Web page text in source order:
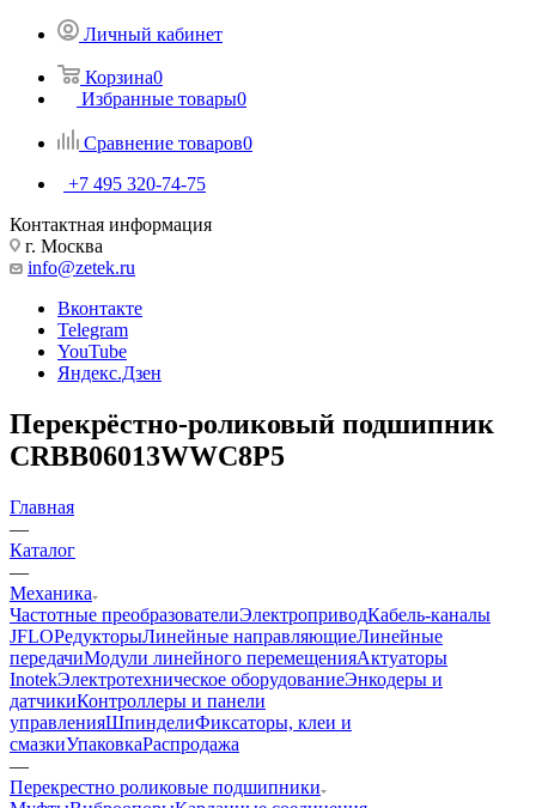
Личный кабинет
Корзина0
Избранные товары0
Сравнение товаров0
+7 495 320-74-75
Контактная информация
г. Москва
info@zetek.ru
Вконтакте
Telegram
YouTube
Яндекс.Дзен
Перекрёстно-роликовый подшипник
CRBB06013WWC8P5
Главная
—
Каталог
—
Механика
Частотные преобразователиЭлектроприводКабель-каналы
JFLOРедукторыЛинейные направляющиеЛинейные
передачиМодули линейного перемещенияАктуаторы
InotekЭлектротехническое оборудованиеЭнкодеры и
датчикиКонтроллеры и панели
управленияШпинделиФиксаторы, клеи и
смазкиУпаковкаРаспродажа
—
Перекрестно роликовые подшипники